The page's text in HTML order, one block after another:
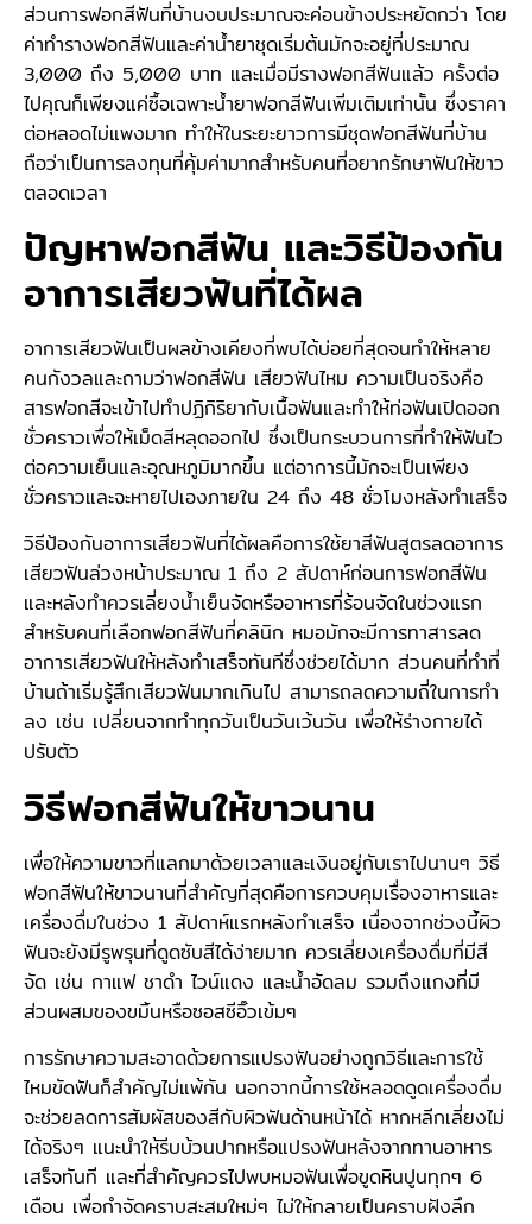
ส่วนการฟอกสีฟันที่บ้านงบประมาณจะค่อนข้างประหยัดกว่า โดย
ค่าทำรางฟอกสีฟันและค่าน้ำยาชุดเริ่มต้นมักจะอยู่ที่ประมาณ
3,000 ถึง 5,000 บาท และเมื่อมีรางฟอกสีฟันแล้ว ครั้งต่อ
ไปคุณก็เพียงแค่ซื้อเฉพาะน้ำยาฟอกสีฟันเพิ่มเติมเท่านั้น ซึ่งราคา
ต่อหลอดไม่แพงมาก ทำให้ในระยะยาวการมีชุดฟอกสีฟันที่บ้าน
ถือว่าเป็นการลงทุนที่คุ้มค่ามากสำหรับคนที่อยากรักษาฟันให้ขาว
ตลอดเวลา
ปัญหาฟอกสีฟัน และวิธีป้องกัน
อาการเสียวฟันที่ได้ผล
อาการเสียวฟันเป็นผลข้างเคียงที่พบได้บ่อยที่สุดจนทำให้หลาย
คนกังวลและถามว่าฟอกสีฟัน เสียวฟันไหม ความเป็นจริงคือ
สารฟอกสีจะเข้าไปทำปฏิกิริยากับเนื้อฟันและทำให้ท่อฟันเปิดออก
ชั่วคราวเพื่อให้เม็ดสีหลุดออกไป ซึ่งเป็นกระบวนการที่ทำให้ฟันไว
ต่อความเย็นและอุณหภูมิมากขึ้น แต่อาการนี้มักจะเป็นเพียง
ชั่วคราวและจะหายไปเองภายใน 24 ถึง 48 ชั่วโมงหลังทำเสร็จ
วิธีป้องกันอาการเสียวฟันที่ได้ผลคือการใช้ยาสีฟันสูตรลดอาการ
เสียวฟันล่วงหน้าประมาณ 1 ถึง 2 สัปดาห์ก่อนการฟอกสีฟัน
และหลังทำควรเลี่ยงน้ำเย็นจัดหรืออาหารที่ร้อนจัดในช่วงแรก
สำหรับคนที่เลือกฟอกสีฟันที่คลินิก หมอมักจะมีการทาสารลด
อาการเสียวฟันให้หลังทำเสร็จทันทีซึ่งช่วยได้มาก ส่วนคนที่ทำที่
บ้านถ้าเริ่มรู้สึกเสียวฟันมากเกินไป สามารถลดความถี่ในการทำ
ลง เช่น เปลี่ยนจากทำทุกวันเป็นวันเว้นวัน เพื่อให้ร่างกายได้
ปรับตัว
วิธีฟอกสีฟันให้ขาวนาน
เพื่อให้ความขาวที่แลกมาด้วยเวลาและเงินอยู่กับเราไปนานๆ วิธี
ฟอกสีฟันให้ขาวนานที่สำคัญที่สุดคือการควบคุมเรื่องอาหารและ
เครื่องดื่มในช่วง 1 สัปดาห์แรกหลังทำเสร็จ เนื่องจากช่วงนี้ผิว
ฟันจะยังมีรูพรุนที่ดูดซับสีได้ง่ายมาก ควรเลี่ยงเครื่องดื่มที่มีสี
จัด เช่น กาแฟ ชาดำ ไวน์แดง และน้ำอัดลม รวมถึงแกงที่มี
ส่วนผสมของขมิ้นหรือซอสซีอิ๊วเข้มๆ
การรักษาความสะอาดด้วยการแปรงฟันอย่างถูกวิธีและการใช้
ไหมขัดฟันก็สำคัญไม่แพ้กัน นอกจากนี้การใช้หลอดดูดเครื่องดื่ม
จะช่วยลดการสัมผัสของสีกับผิวฟันด้านหน้าได้ หากหลีกเลี่ยงไม่
ได้จริงๆ แนะนำให้รีบบ้วนปากหรือแปรงฟันหลังจากทานอาหาร
เสร็จทันที และที่สำคัญควรไปพบหมอฟันเพื่อขูดหินปูนทุกๆ 6
เดือน เพื่อกำจัดคราบสะสมใหม่ๆ ไม่ให้กลายเป็นคราบฝังลึก